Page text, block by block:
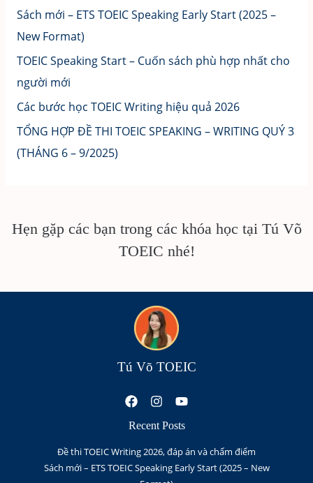
Sách mới – ETS TOEIC Speaking Early Start (2025 –
New Format)
TOEIC Speaking Start – Cuốn sách phù hợp nhất cho
người mới
Các bước học TOEIC Writing hiệu quả 2026
TỔNG HỢP ĐỀ THI TOEIC SPEAKING – WRITING QUÝ 3
(THÁNG 6 – 9/2025)
Hẹn gặp các bạn trong các khóa học tại Tú Võ
TOEIC nhé!
Tú Võ TOEIC
Recent Posts
Đề thi TOEIC Writing 2026, đáp án và chấm điểm
Sách mới – ETS TOEIC Speaking Early Start (2025 – New